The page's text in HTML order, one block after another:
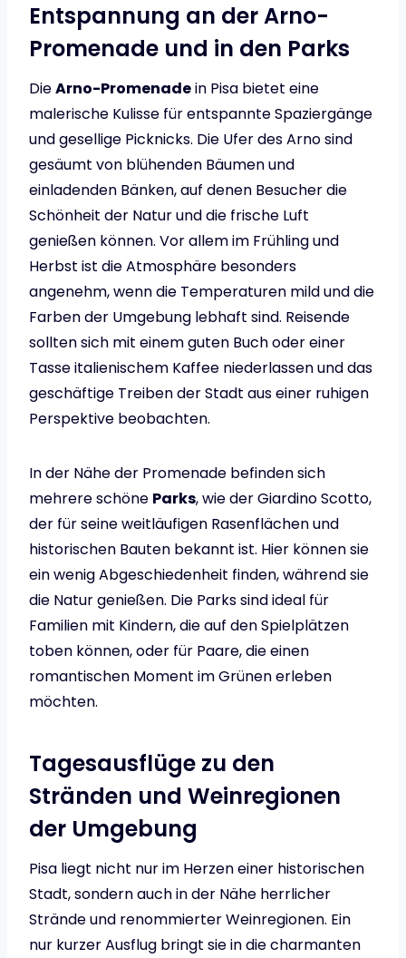
Entspannung an der Arno-
Promenade und in den Parks
DieArno-Promenadein Pisa bietet eine
malerische Kulisse für entspannte Spaziergänge
und gesellige Picknicks. Die Ufer des Arno sind
gesäumt von blühenden Bäumen und
einladenden Bänken, auf denen Besucher die
Schönheit der Natur und die frische Luft
genießen können. Vor allem im Frühling und
Herbst ist die Atmosphäre besonders
angenehm, wenn die Temperaturen mild und die
Farben der Umgebung lebhaft sind. Reisende
sollten sich mit einem guten Buch oder einer
Tasse italienischem Kaffee niederlassen und das
geschäftige Treiben der Stadt aus einer ruhigen
Perspektive beobachten.
In der Nähe der Promenade befinden sich
mehrere schöne Parks, wie der Giardino Scotto,
der für seine weitläufigen Rasenflächen und
historischen Bauten bekannt ist. Hier können sie
ein wenig Abgeschiedenheit finden, während sie
die Natur genießen. Die Parks sind ideal für
Familien mit Kindern, die auf den Spielplätzen
toben können, oder für Paare, die einen
romantischen Moment im Grünen erleben
möchten.
Tagesausflüge zu den
Stränden und Weinregionen
der Umgebung
Pisa liegt nicht nur im Herzen einer historischen
Stadt, sondern auch in der Nähe herrlicher
Strände und renommierter Weinregionen. Ein
nur kurzer Ausflug bringt sie in die charmanten